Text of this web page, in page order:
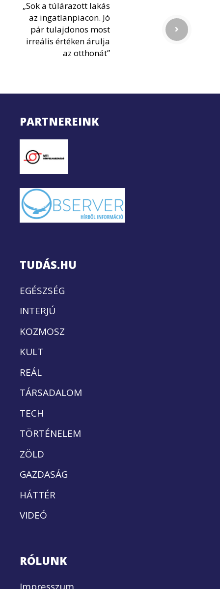
„Sok a túlárazott lakás
az ingatlanpiacon. Jó
pár tulajdonos most
irreális értéken árulja
az otthonát”
PARTNEREINK
TUDÁS.HU
EGÉSZSÉG
INTERJÚ
KOZMOSZ
KULT
REÁL
TÁRSADALOM
TECH
TÖRTÉNELEM
ZÖLD
GAZDASÁG
HÁTTÉR
VIDEÓ
RÓLUNK